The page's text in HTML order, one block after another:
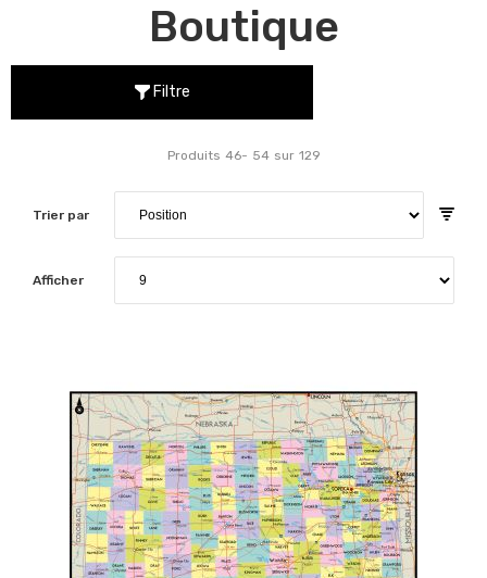
Boutique
Filtre
Trier par
Produits 46- 54 sur 129
Afficher